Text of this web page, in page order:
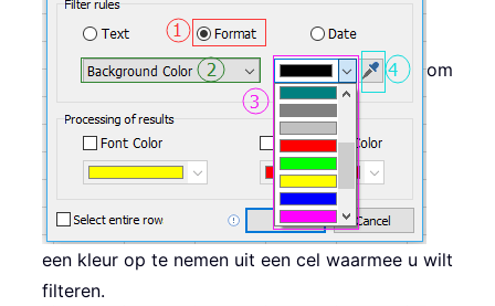
om
een kleur op te nemen uit een cel waarmee u wilt
filteren.